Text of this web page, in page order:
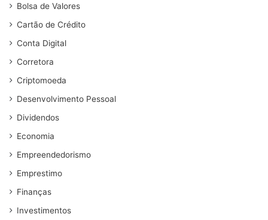
Bolsa de Valores
Cartão de Crédito
Conta Digital
Corretora
Criptomoeda
Desenvolvimento Pessoal
Dividendos
Economia
Empreendedorismo
Emprestimo
Finanças
Investimentos